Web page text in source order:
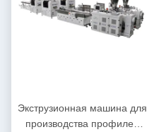
Экструзионная машина для
производства профилей